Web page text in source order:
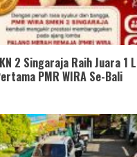
2 Singaraja Raih Juara 1
PMR WIRA Se-Bali